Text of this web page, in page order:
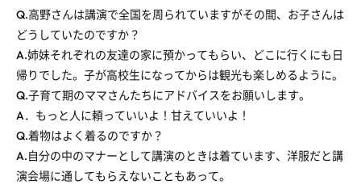
Q.高野さんは講演で全国を周られていますがその間、お子さんは
どうしていたのですか？
A.姉妹それぞれの友達の家に預かってもらい、どこに行くにも日
帰りでした。子が高校生になってからは観光も楽しめるように。
Q.子育て期のママさんたちにアドバイスをお願いします。
A．もっと人に頼っていいよ！甘えていいよ！
Q.着物はよく着るのですか？
A.自分の中のマナーとして講演のときは着ています、洋服だと講
演会場に通してもらえないこともあって。